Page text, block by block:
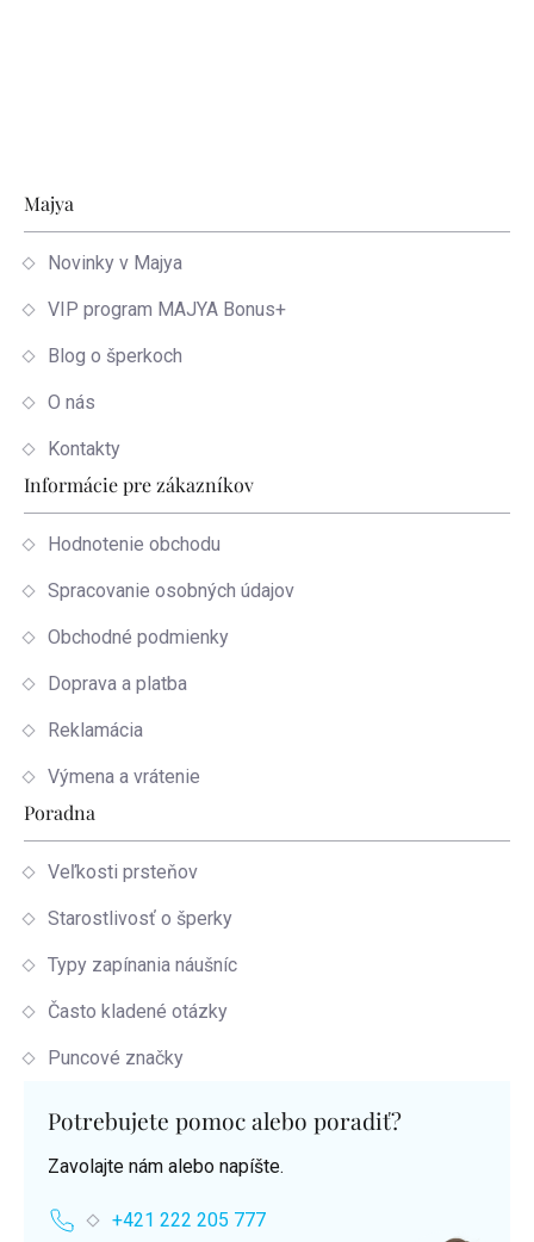
Zápätie
Majya
Novinky v Majya
VIP program MAJYA Bonus+
Blog o šperkoch
O nás
Kontakty
Informácie pre zákazníkov
Hodnotenie obchodu
Spracovanie osobných údajov
Obchodné podmienky
Doprava a platba
Reklamácia
Výmena a vrátenie
Poradna
Veľkosti prsteňov
Starostlivosť o šperky
Typy zapínania náušníc
Často kladené otázky
Puncové značky
Potrebujete pomoc alebo poradiť?
Zavolajte nám alebo napíšte.
+421 222 205 777